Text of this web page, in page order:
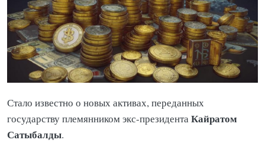
Стало известно о новых активах, переданных
государству племянником экс-президентаКайратом
Сатыбалды.